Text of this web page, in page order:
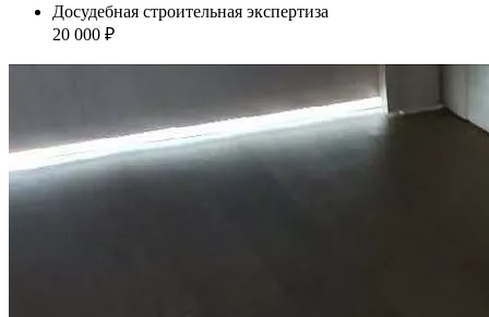
Досудебная строительная экспертиза
20 000 ₽
Наша судебная практика по спорам о
качестве строительства с
застройщиками ГК ПИК
Спор о качестве строительства (ЖК "Измайловский лес")
Дело выиграно